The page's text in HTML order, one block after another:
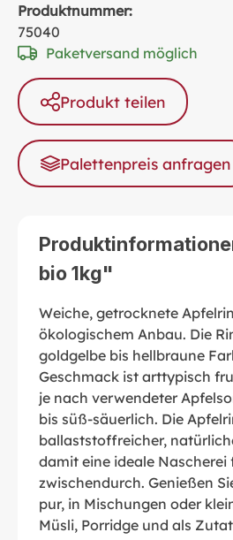
Produktnummer:
75040
Paketversand möglich
Produkt teilen
Palettenpreis anfragen
bio 1kg"
Weiche, getrocknete
ökologischem Anbau. Die
goldgelbe bis hellbraune
Geschmack ist arttypisch
je nach verwendeter
bis süß-säuerlich. Die
ballaststoffreicher,
damit eine ideale Nascherei
zwischendurch. Genießen
pur, in Mischungen oder
Müsli, Porridge und als